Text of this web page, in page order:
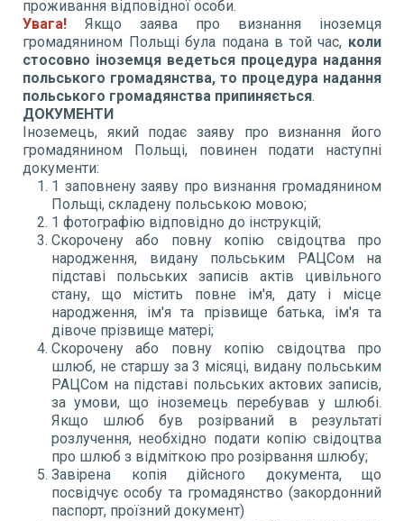
проживання відповідної особи.
Увага! Якщо заява про визнання іноземця
громадянином Польщі була подана в той час, коли
стосовно іноземця ведеться процедура надання
польського громадянства, то процедура надання
польського громадянства припиняється.
ДОКУМЕНТИ
Іноземець, який подає заяву про визнання його
громадянином Польщі, повинен подати наступні
документи:
1 заповнену заяву про визнання громадянином
Польщі, складену польською мовою;
1 фотографію відповідно до інструкцій;
Скорочену або повну копію свідоцтва про
народження, видану польським РАЦСом на
підставі польських записів актів цивільного
стану, що містить повне ім'я, дату і місце
народження, ім'я та прізвище батька, ім'я та
дівоче прізвище матері;
Скорочену або повну копію свідоцтва про
шлюб, не старшу за 3 місяці, видану польським
РАЦСом на підставі польських актових записів,
за умови, що іноземець перебував у шлюбі.
Якщо шлюб був розірваний в результаті
розлучення, необхідно подати копію свідоцтва
про шлюб з відміткою про розірвання шлюбу;
Завірена копія дійсного документа, що
посвідчує особу та громадянство (закордонний
паспорт, проїзний документ)